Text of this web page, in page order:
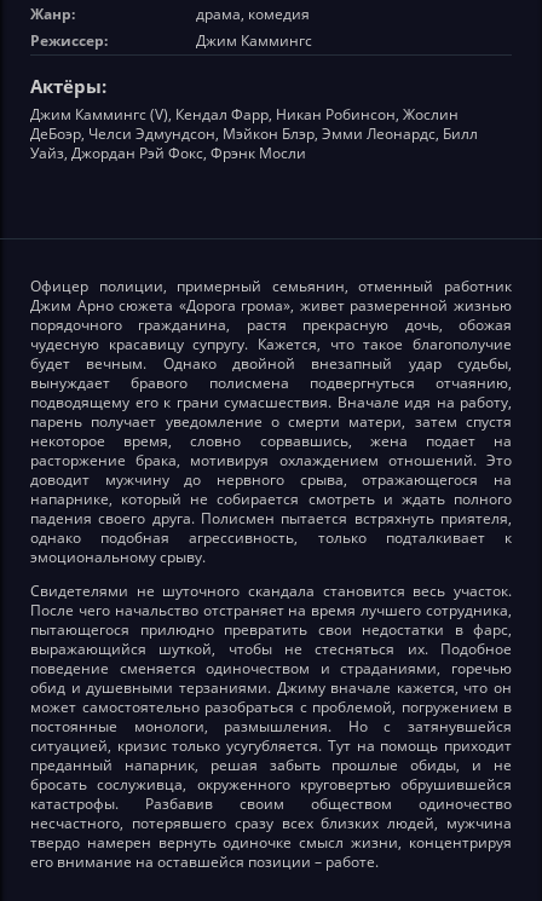
Жанр:
драма, комедия
Режиссер:
Джим Каммингс
Актёры:
Джим Каммингс (V), Кендал Фарр, Никан Робинсон, Жослин
ДеБоэр, Челси Эдмундсон, Мэйкон Блэр, Эмми Леонардс, Билл
Уайз, Джордан Рэй Фокс, Фрэнк Мосли
Офицер полиции, примерный семьянин, отменный работник
Джим Арно сюжета «Дорога грома», живет размеренной жизнью
порядочного гражданина, растя прекрасную дочь, обожая
чудесную красавицу супругу. Кажется, что такое благополучие
будет вечным. Однако двойной внезапный удар судьбы,
вынуждает бравого полисмена подвергнуться отчаянию,
подводящему его к грани сумасшествия. Вначале идя на работу,
парень получает уведомление о смерти матери, затем спустя
некоторое время, словно сорвавшись, жена подает на
расторжение брака, мотивируя охлаждением отношений. Это
доводит мужчину до нервного срыва, отражающегося на
напарнике, который не собирается смотреть и ждать полного
падения своего друга. Полисмен пытается встряхнуть приятеля,
однако подобная агрессивность, только подталкивает к
эмоциональному срыву.
Свидетелями не шуточного скандала становится весь участок.
После чего начальство отстраняет на время лучшего сотрудника,
пытающегося прилюдно превратить свои недостатки в фарс,
выражающийся шуткой, чтобы не стесняться их. Подобное
поведение сменяется одиночеством и страданиями, горечью
обид и душевными терзаниями. Джиму вначале кажется, что он
может самостоятельно разобраться с проблемой, погружением в
постоянные монологи, размышления. Но с затянувшейся
ситуацией, кризис только усугубляется. Тут на помощь приходит
преданный напарник, решая забыть прошлые обиды, и не
бросать сослуживца, окруженного круговертью обрушившейся
катастрофы. Разбавив своим обществом одиночество
несчастного, потерявшего сразу всех близких людей, мужчина
твердо намерен вернуть одиночке смысл жизни, концентрируя
его внимание на оставшейся позиции – работе.